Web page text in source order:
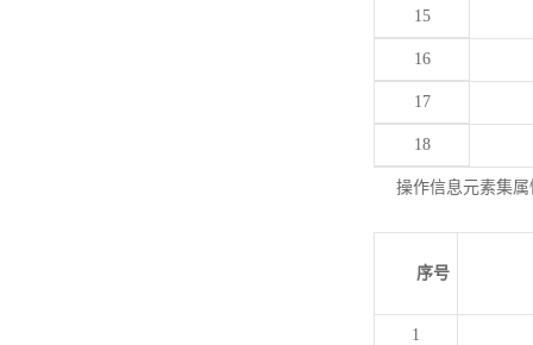
15
16
17
18
操作信息元素集
序号
1